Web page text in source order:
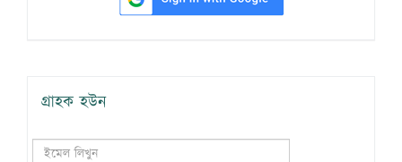
গ্রাহক হউন